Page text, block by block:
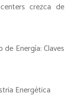
crezca de
Energía: Claves
Energética